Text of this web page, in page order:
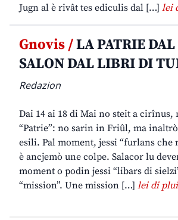
Jugn al è rivât tes ediculis dal […] lei
Gnovis /LA PATRIE
SALON DAL LIBRI DI
Redazion
Dai 14 ai 18 di Mai no steit a cirînus,
“Patrie”: no sarin in Friûl, ma
esili. Pal moment, jessi “furlans
è ancjemò une colpe. Salacor lu
moment o podin jessi “libars di
“mission”. Une mission […] lei di